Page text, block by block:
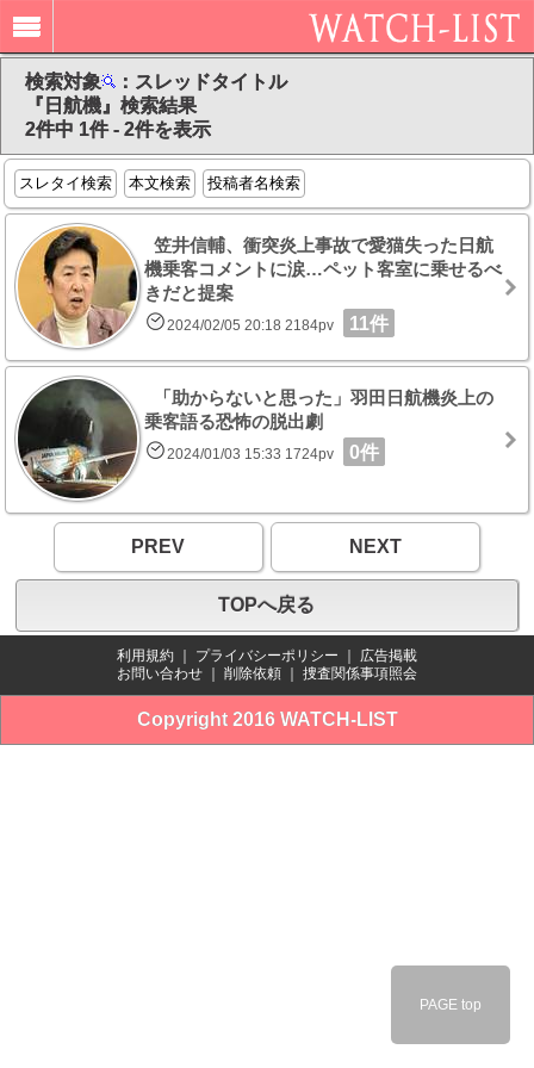
検索対象
：スレッドタイトル
『日航機』検索結果
2件中 1件 - 2件を表示
スレタイ検索 本文検索 投稿者名検索
笠井信輔、衝突炎上事故で愛猫失った日航
機乗客コメントに涙…ペット客室に乗せるべ
きだと提案
2024/02/05 20:18 2184pv 11件
「助からないと思った」羽田日航機炎上の
乗客語る恐怖の脱出劇
2024/01/03 15:33 1724pv 0件
PREV NEXT
TOPへ戻る
利用規約 プライバシーポリシー
広告掲載
お問い合わせ
削除依頼 捜査関係事項照会
Copyright 2016 WATCH-LIST
PAGE top